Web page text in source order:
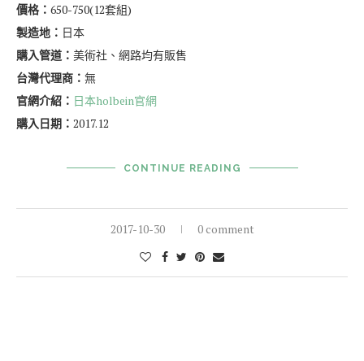
價格： 650-750(12套組)
製造地： 日本
購入管道： 美術社、網路均有販售
台灣代理商： 無
官網介紹： 日本holbein官網
購入日期： 2017.12
CONTINUE READING
2017-10-30 0 comment